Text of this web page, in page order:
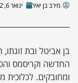
מירב בן יאיר ינואר 6, 2022
בן אביטל ובת
החדשה וקריסמס
ומחובקים.